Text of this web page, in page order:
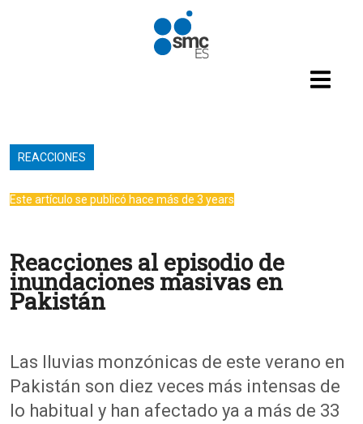
Pasar al contenido principal
REACCIONES
Este artículo se publicó hace más de 3 years
Reacciones al episodio de
inundaciones masivas en
Pakistán
Las lluvias monzónicas de este verano en
Pakistán son diez veces más intensas de
lo habitual y han afectado ya a más de 33